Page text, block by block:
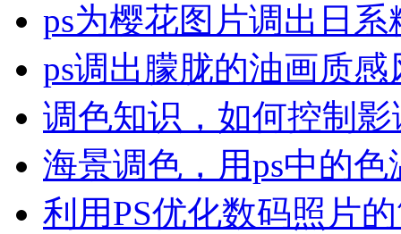
ps为樱花图片调出日系
ps调出朦胧的油画质感
调色知识，如何控制
海景调色，用ps中的
利用PS优化数码照片